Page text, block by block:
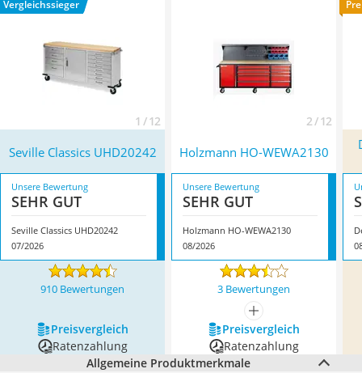
Gasdurchlauferhitzer
August 2026 besonders das Modell
Vergleichssieger
1 / 12 2 / 12
Seville Classics UHD20242 Holzmann ‎HO-WEWA2130
Unsere Bewertung
SEHR GUT
Seville Classics UHD20242
07/2026
Unsere Bewertung
SEHR GUT
Holzmann ‎HO-WEWA2130
08/2026
910 Bewertungen 3 Bewertungen
mehr anzeigen
Preis­vergleich
Preis­vergleich
Ratenzahlung
Ratenzahlung
Allgemeine Produktmerkmale